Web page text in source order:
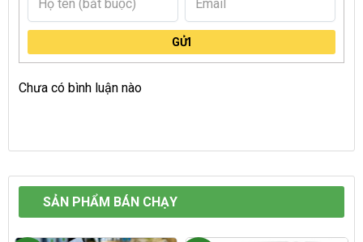
GỬI
Chưa có bình luận nào
SẢN PHẨM BÁN CHẠY